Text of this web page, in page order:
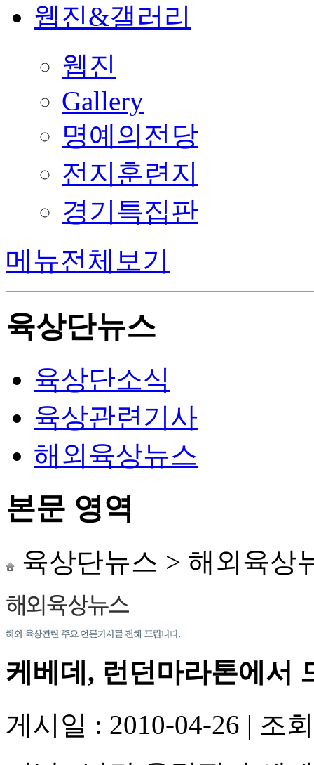
웹진&갤러리
웹진
Gallery
명예의전당
전지훈련지
경기특집판
메뉴전체보기
육상단뉴스
육상단소식
육상관련기사
해외육상뉴스
본문 영역
육상단뉴스 > 해외육상
케베데, 런던마라톤에서
게시일 : 2010-04-26 | 조